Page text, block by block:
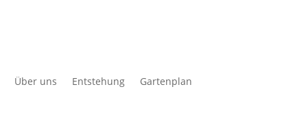
Über uns Entstehung Gartenplan